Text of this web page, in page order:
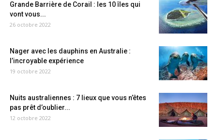
Grande Barrière de Corail : les 10 îles qui
vont vous...
26 octobre 2022
Nager avec les dauphins en Australie :
l’incroyable expérience
19 octobre 2022
Nuits australiennes : 7 lieux que vous n’êtes
pas prêt d’oublier...
12 octobre 2022